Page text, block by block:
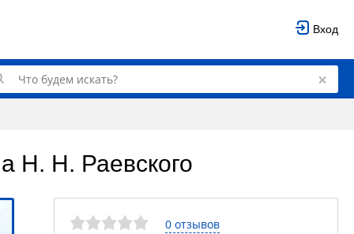
Вход
0 отзывов
Н. Н. Раевского